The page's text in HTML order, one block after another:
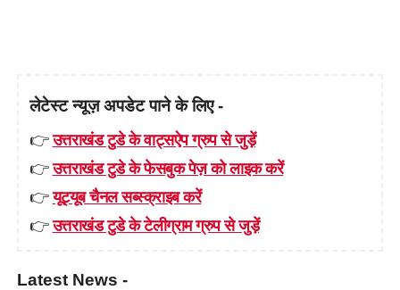
लेटेस्ट न्यूज़ अपडेट पाने के लिए -
👉उत्तराखंड टुडे के वाट्सऐप ग्रुप से जुड़ें
👉उत्तराखंड टुडे के फेसबुक पेज़ को लाइक करें
👉यूट्यूब चैनल सब्स्क्राइब करें
👉उत्तराखंड टुडे के टेलीग्राम ग्रुप से जुड़ें
Latest News -